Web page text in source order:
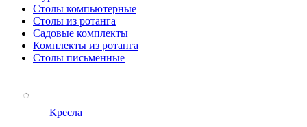
Столы компьютерные
Столы из ротанга
Садовые комплекты
Комплекты из ротанга
Столы письменные
Кресла